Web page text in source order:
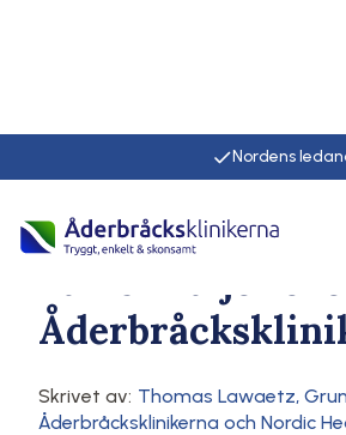
Nordens
Våra kliniker
Skrivet av: Thomas Lawaetz,
Åderbråcksklinikerna och Nordic